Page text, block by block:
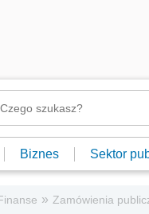
Biznes Sektor
» Zamówienia